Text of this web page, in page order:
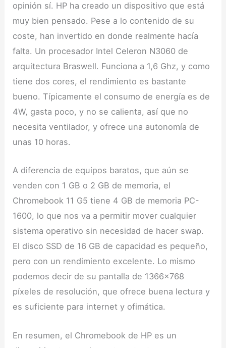
opinión sí. HP ha creado un dispositivo que está
muy bien pensado. Pese a lo contenido de su
coste, han invertido en donde realmente hacía
falta. Un procesador Intel Celeron N3060 de
arquitectura Braswell. Funciona a 1,6 Ghz, y como
tiene dos cores, el rendimiento es bastante
bueno. Típicamente el consumo de energía es de
4W, gasta poco, y no se calienta, así que no
necesita ventilador, y ofrece una autonomía de
unas 10 horas.
A diferencia de equipos baratos, que aún se
venden con 1 GB o 2 GB de memoria, el
Chromebook 11 G5 tiene 4 GB de memoria PC-
1600, lo que nos va a permitir mover cualquier
sistema operativo sin necesidad de hacer swap.
El disco SSD de 16 GB de capacidad es pequeño,
pero con un rendimiento excelente. Lo mismo
podemos decir de su pantalla de 1366×768
píxeles de resolución, que ofrece buena lectura y
es suficiente para internet y ofimática.
En resumen, el Chromebook de HP es un